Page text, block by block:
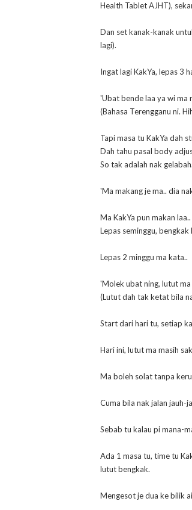
Health Tablet AJHT),
Dan set kanak-kanak
lagi).
Ingat lagi KakYa, lepas 3
'Ubat bende laa ya wi ma
(Bahasa Terengganu ni.
Tapi masa tu KakYa dah
Dah tahu pasal body
So tak adalah nak gelabah.
'Ma makang je ma.. dia
Ma KakYa pun makan laa..
Lepas seminggu, bengkak
Lepas 2 minggu ma kata..
'Molek ubat ning, lutut
(Lutut dah tak ketat bila
Start dari hari tu, setiap
Hari ini, lutut ma masih
Ma boleh solat tanpa
Cuma bila nak jalan jauh-
Sebab tu kalau pi mana-
Ada 1 masa tu, time tu
lutut bengkak.
Mengesot je dua ke bilik